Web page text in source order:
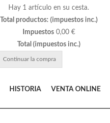
Hay 1 artículo en su cesta.
Total productos: (impuestos inc.)
Impuestos 0,00 €
Total (impuestos inc.)
Continuar la compra
HISTORIA VENTA ONLINE